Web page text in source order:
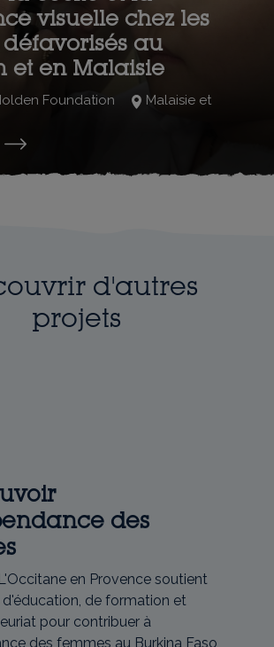
visuelle chez les
au
et en Malaisie
Foundation
Malaisie et
d'autres
projets
des
en Provence soutient
de formation et
pour contribuer à
des femmes au Burkina Faso